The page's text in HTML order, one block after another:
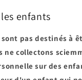
enfants
sont pas destinés à
ne collectons
sur des